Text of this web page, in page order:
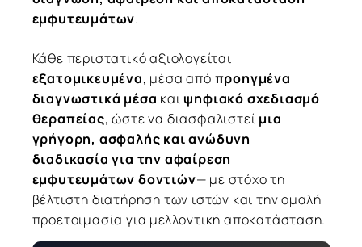
εμφυτευμάτων.
Κάθε περιστατικό αξιολογείται
εξατομικευμένα, μέσα από προηγμένα
διαγνωστικά μέσα και ψηφιακό σχεδιασμό
θεραπείας, ώστε να διασφαλιστεί μια
γρήγορη, ασφαλής και ανώδυνη
διαδικασία για την αφαίρεση
εμφυτευμάτων δοντιών— με στόχο τη
βέλτιστη διατήρηση των ιστών και την ομαλή
προετοιμασία για μελλοντική αποκατάσταση.